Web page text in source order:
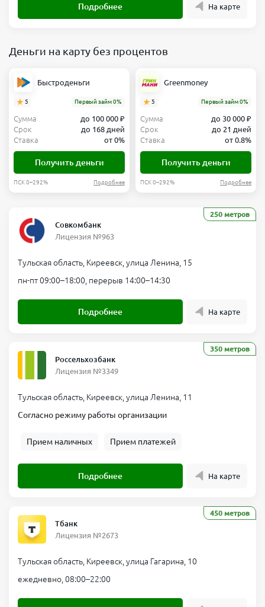
Подробнее На карте
Деньги на карту без процентов
Быстроденьги
5 Первый займ 0%
Сумма
до 100 000 ₽
Срок
до 168 дней
Ставка
от 0%
Получить деньги
ПСК 0–292% Подробнее
Greenmoney
5 Первый займ 0%
Сумма
до 30 000 ₽
Срок
до 21 дней
Ставка
от 0.8%
Получить деньги
ПСК 0–292% Подробнее
250 метров
Совкомбанк
Лицензия №963
Тульская область, Киреевск, улица Ленина, 15
пн-пт 09:00–18:00, перерыв 14:00–14:30
Подробнее На карте
350 метров
Россельхозбанк
Лицензия №3349
Тульская область, Киреевск, улица Ленина, 11
Согласно режиму работы организации
Прием наличных Прием платежей
Подробнее На карте
450 метров
Тбанк
Лицензия №2673
Тульская область, Киреевск, улица Гагарина, 10
ежедневно, 08:00–22:00